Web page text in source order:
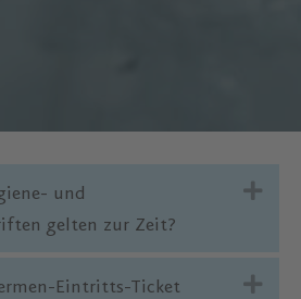
und
gelten zur Zeit?
Eintritts-Ticket